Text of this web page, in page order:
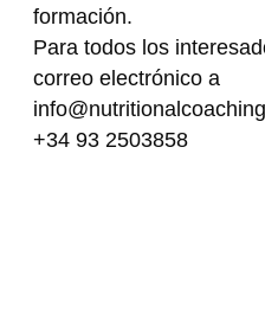
formación.
Para todos los
correo electrónico a
+34 93 2503858